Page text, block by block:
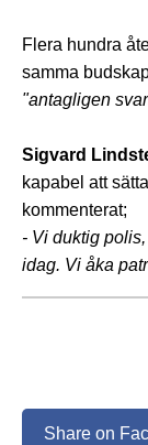
Flera hundra
samma
"antagligen
Sigvard
kapabel att
kommenterat;
- Vi duktig
idag. Vi åka
Share on